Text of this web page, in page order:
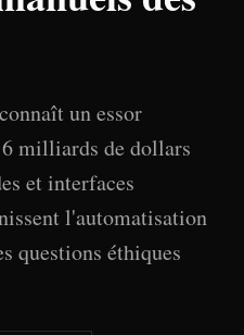
un essor
milliards de dollars
et interfaces
l'automatisation
questions éthiques